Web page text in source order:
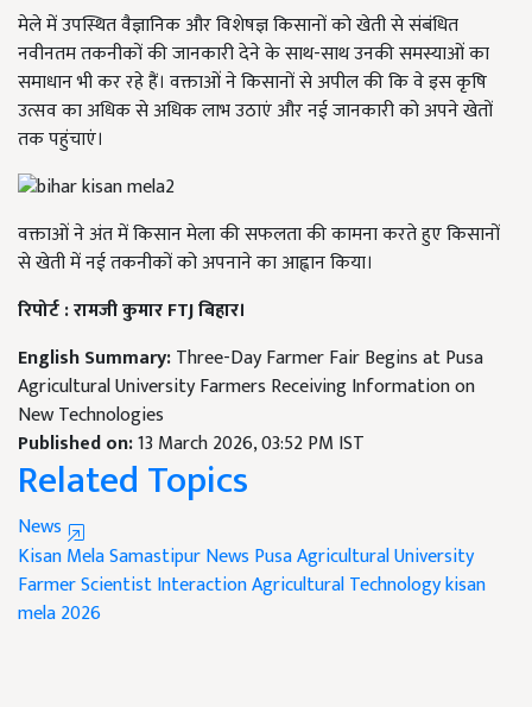
मेले में उपस्थित वैज्ञानिक और विशेषज्ञ किसानों को खेती से संबंधित
नवीनतम तकनीकों की जानकारी देने के साथ-साथ उनकी समस्याओं का
समाधान भी कर रहे हैं। वक्ताओं ने किसानों से अपील की कि वे इस कृषि
उत्सव का अधिक से अधिक लाभ उठाएं और नई जानकारी को अपने खेतों
तक पहुंचाएं।
वक्ताओं ने अंत में किसान मेला की सफलता की कामना करते हुए किसानों
से खेती में नई तकनीकों को अपनाने का आह्वान किया।
रिपोर्ट : रामजी कुमार FTJ बिहार।
English Summary:Three-Day Farmer Fair Begins at Pusa
Agricultural University Farmers Receiving Information on
New Technologies
Published on:13 March 2026, 03:52 PM IST
Related Topics
News
Kisan MelaSamastipur News Pusa Agricultural University
Farmer Scientist InteractionAgricultural Technologykisan
mela 2026